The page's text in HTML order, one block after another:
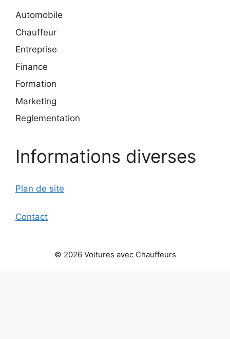
Automobile
Chauffeur
Entreprise
Finance
Formation
Marketing
Reglementation
Informations diverses
Plan de site
Contact
© 2026 Voitures avec Chauffeurs